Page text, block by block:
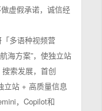
虚假承诺，诚信经
多语种视频营
海方案”，使独立站
索发展，首创
立站 + 高质量信息
，Copilot和